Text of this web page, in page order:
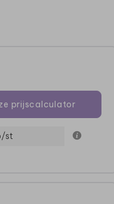
prijscalculator
st